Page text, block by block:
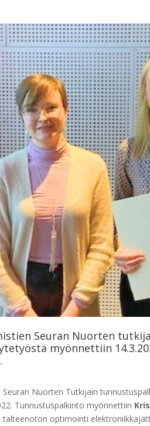
Seuran Nuorten
myönnettiin
Nuorten Tutkijain
Tunnustuspalkinto myönnettiin
talteenoton optimointi